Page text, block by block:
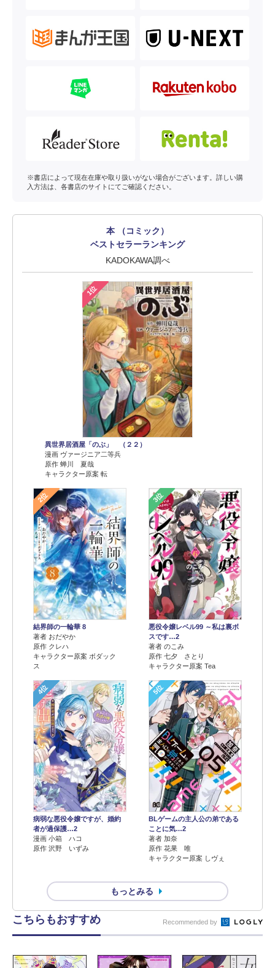
※書店によって現在在庫や取り扱いがない場合がございます。詳しい購
入方法は、各書店のサイトにてご確認ください。
本 （コミック）
ベストセラーランキング
KADOKAWA調べ
1位
異世界居酒屋「のぶ」 （２２）
漫画 ヴァージニア二等兵
原作 蝉川 夏哉
キャラクター原案 転
2位
結界師の一輪華 8
著者 おだやか
原作 クレハ
キャラクター原案 ボダック
ス
3位
悪役令嬢レベル99 ～私は裏ボ
スです…2
著者 のこみ
原作 七夕 さとり
キャラクター原案 Tea
4位
病弱な悪役令嬢ですが、婚約
者が過保護…2
漫画 小箱 ハコ
原作 沢野 いずみ
5位
BLゲームの主人公の弟である
ことに気…2
著者 加奈
原作 花果 唯
キャラクター原案 しヴぇ
もっとみる
こちらもおすすめ Recommended by